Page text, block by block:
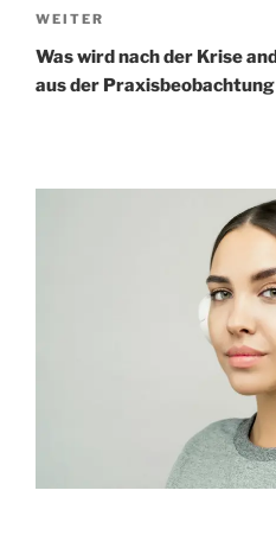
Nächster
Beitrag
WEITER
Was wird nach der Krise
aus der Praxisbeobachtung